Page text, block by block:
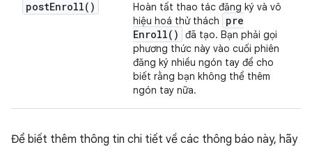
postEnroll( )
Hoàn tất thao tác đăng ký và vô
hiệu hoá thử thách
pre
Enroll( )
đã tạo. Bạn phải gọi
phương thức này vào cuối phiên
đăng ký nhiều ngón tay để cho
biết rằng bạn không thể thêm
ngón tay nữa.
Để biết thêm thông tin chi tiết về các thông báo này, hãy